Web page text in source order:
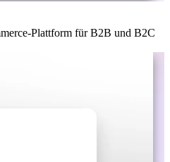
Plattform für B2B und B2C